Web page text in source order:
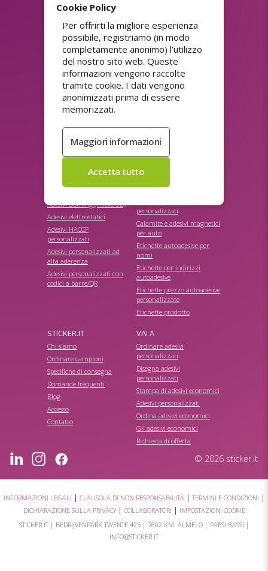
Iscriviti alla Newsletter?
(privacy policy)
Inviare
ASSORTIMENTO
Adesivi colla forte
Adesivi con codici QR
Adesivi di carta
personalizzati
Adesivi di sconto
personalizzati economici
Adesivi Doming (rilievo 3D)
Adesivi elettrostatici
Adesivi HACCP
personalizzati
Adesivi personalizzati ad
alta aderenza
Adesivi personalizzati con
codici a barre/QR
riutilizzabili
Adesivi personalizzati
personalizzati
personalizzati
Calamite e adesivi magnetici
per auto
Etichette autoadesive per
nomi
Etichette per indirizzi
autoadesive
Etichette prezzo autoadesive
personalizzate
Etichette prodotto
STICKER.IT
Chi siamo
Ordinare campioni
Specifiche di consegna
Domande frequenti
Blog
Accesso
Contatto
VAI A
Ordinare adesivi
personalizzati
Disegna adesivi
personalizzati
Stampa di adesivi economici
Adesivi personalizzati
Ordina adesivi economici
Gli adesivi economici
Richiesta di offerta
© 2026 sticker.it
INFORMAZIONI LEGALI | CLAUSOLA DI NON RESPONSABILITÀ|TERMINI E CONDIZIONI |
DICHIARAZIONE SULLA PRIVACY| COLLABORATORI | IMPOSTAZIONI COOKIE
STICKER.IT | BEDRIJVENPARK TWENTE 425| 7602 KM ALMELO| PAESI BASSI |
INFO@STICKER.IT
Cookie Policy
Per offrirti la migliore esperienza
possibile, registriamo (in modo
completamente anonimo) l’utilizzo
del nostro sito web. Queste
informazioni vengono raccolte
tramite cookie. I dati vengono
anonimizzati prima di essere
memorizzati.